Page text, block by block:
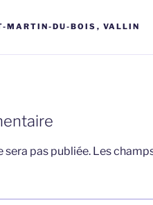
MARTIN-DU-BOIS , VALLIN
sera pas publiée. Les